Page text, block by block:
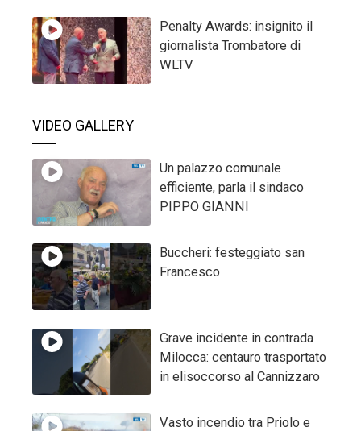
Penalty Awards: insignito il
giornalista Trombatore di
WLTV
VIDEO GALLERY
Un palazzo comunale
efficiente, parla il sindaco
PIPPO GIANNI
Buccheri: festeggiato san
Francesco
Grave incidente in contrada
Milocca: centauro trasportato
in elisoccorso al Cannizzaro
Vasto incendio tra Priolo e